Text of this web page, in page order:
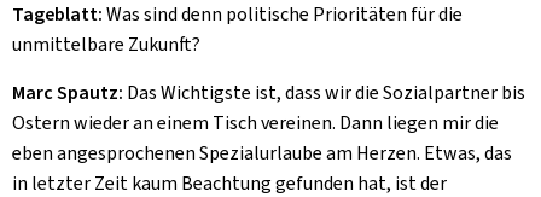
Tageblatt:Was sind denn politische Prioritäten für die
unmittelbare Zukunft?
Marc Spautz: Das Wichtigste ist, dass wir die Sozialpartner bis
Ostern wieder an einem Tisch vereinen. Dann liegen mir die
eben angesprochenen Spezialurlaube am Herzen. Etwas, das
in letzter Zeit kaum Beachtung gefunden hat, ist der